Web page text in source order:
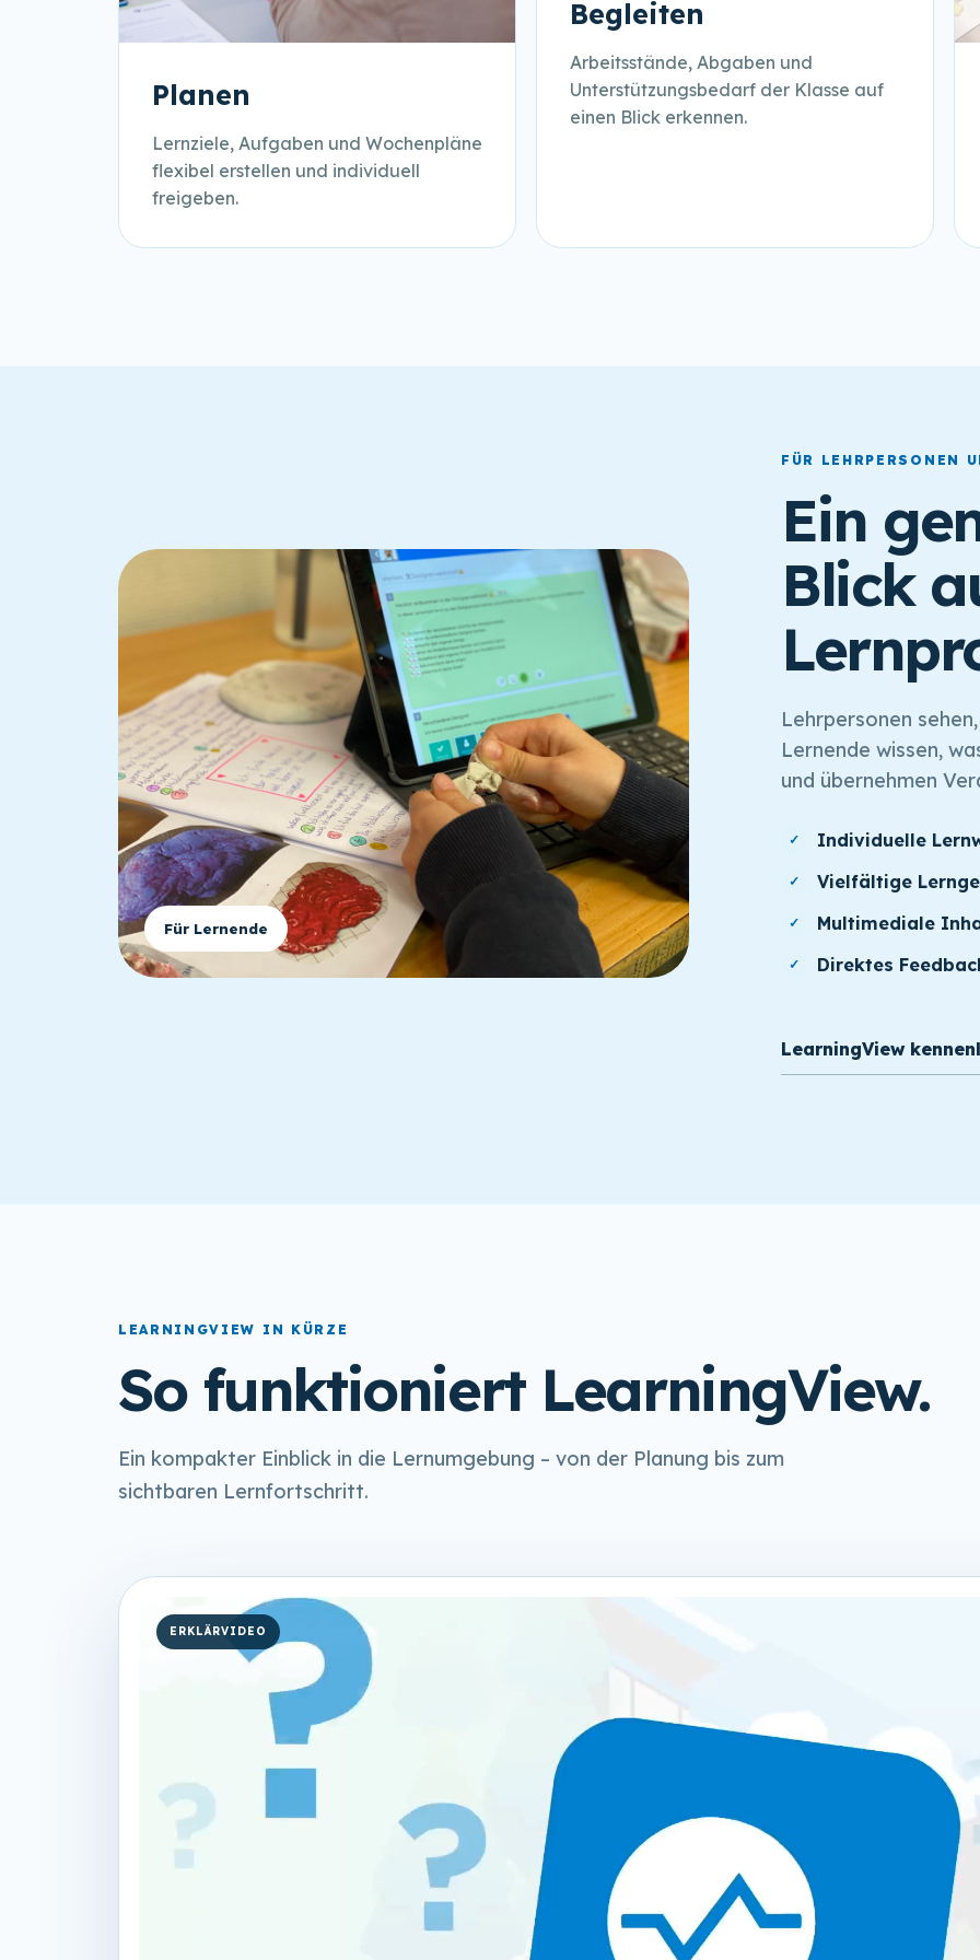
Planen
Lernziele, Aufgaben und Wochenpläne
flexibel erstellen und individuell
freigeben.
Begleiten
Arbeitsstände, Abgaben und
Unterstützungsbedarf der Klasse auf
einen Blick erkennen.
Für Lernende
FÜR LEHRPERSONEN
Ein
Blick
Lehrpersonen
Lernende wissen,
und übernehmen
✓ Individuelle
✓ Vielfältige
✓ Multimediale
✓ Direktes
LearningView
LEARNINGVIEW IN KÜRZE
So funktioniert LearningView.
Ein kompakter Einblick in die Lernumgebung – von der Planung bis zum
sichtbaren Lernfortschritt.